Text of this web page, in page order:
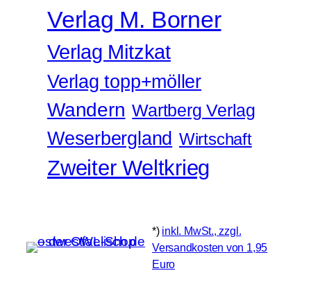
Verlag M. Borner
Verlag Mitzkat
Verlag topp+möller
Wandern Wartberg Verlag
Weserbergland Wirtschaft
Zweiter Weltkrieg
*) inkl. MwSt., zzgl.
Versandkosten von 1,95
Euro